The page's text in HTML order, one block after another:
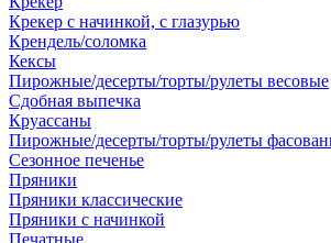
Крекер с начинкой, с глазурью
Крендель/соломка
Кексы
Пирожные/десерты/торты/рулеты весовые
Сдобная выпечка
Круассаны
Пирожные/десерты/торты/рулеты
Сезонное печенье
Пряники
Пряники классические
Пряники с начинкой
Печатные